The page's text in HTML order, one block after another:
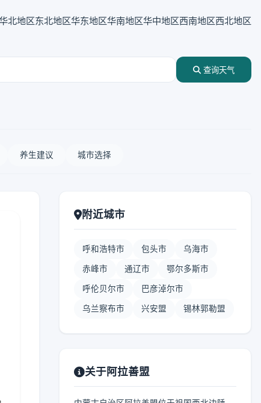
北地区东北地区华东地区华南地区华中地区西南地区西北地区
查询天气
养生建议 城市选择
附近城市
呼和浩特市 包头市 乌海市
赤峰市 通辽市 鄂尔多斯市
呼伦贝尔市 巴彦淖尔市
乌兰察布市 兴安盟 锡林郭勒盟
关于阿拉善盟